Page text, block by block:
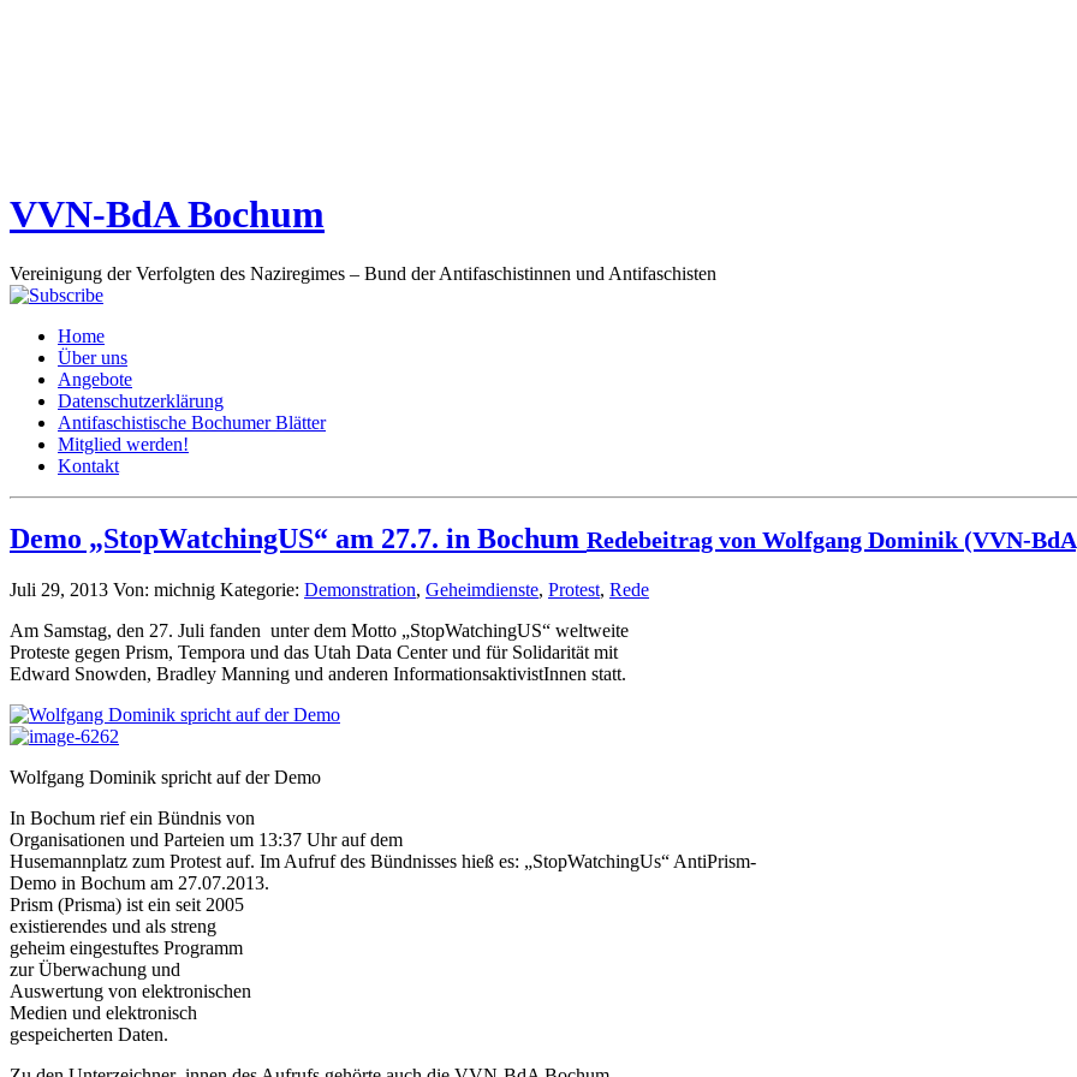
VVN-BdA Bochum
Vereinigung der Verfolgten des Naziregimes – Bund der Antifaschistinnen und Antifaschisten
Home
Über uns
Angebote
Datenschutzerklärung
Antifaschistische Bochumer Blätter
Mitglied werden!
Kontakt
Demo „StopWatchingUS“ am 27.7. in Bochum Redebeitrag von Wolfgang Dominik (VVN-
Juli 29, 2013 Von: michnig Kategorie: Demonstration, Geheimdienste, Protest, Rede
Am Samstag, den 27. Juli fanden unter dem Motto „StopWatchingUS“ weltweite
Proteste gegen Prism, Tempora und das Utah Data Center und für Solidarität mit
Edward Snowden, Bradley Manning und anderen InformationsaktivistInnen statt.
Wolfgang Dominik spricht auf der Demo
In Bochum rief ein Bündnis von
Organisationen und Parteien um 13:37 Uhr auf dem
Husemannplatz zum Protest auf. Im Aufruf des Bündnisses hieß es: „StopWatchingUs“ AntiPrism-
Demo in Bochum am 27.07.2013.
Prism (Prisma) ist ein seit 2005
existierendes und als streng
geheim eingestuftes Programm
zur Überwachung und
Auswertung von elektronischen
Medien und elektronisch
gespeicherten Daten.